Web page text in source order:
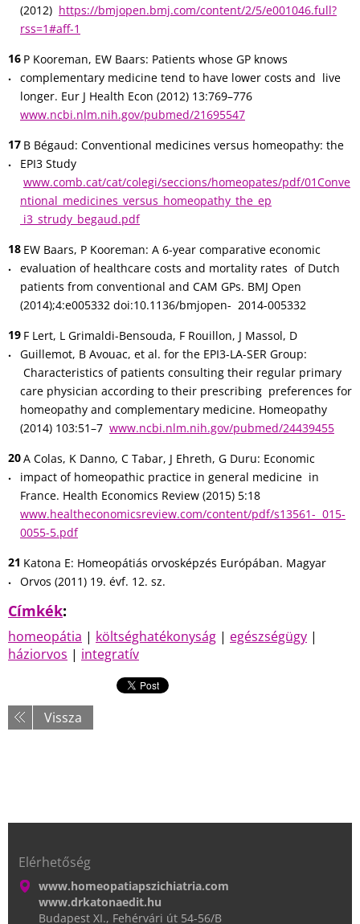
(2012) https://bmjopen.bmj.com/content/2/5/e001046.full?
rss=1#aff-1
P Kooreman, EW Baars: Patients whose GP knows
complementary medicine tend to have lower costs and live
longer. Eur J Health Econ (2012) 13:769–776
www.ncbi.nlm.nih.gov/pubmed/21695547
B Bégaud: Conventional medicines versus homeopathy: the
EPI3 Study
www.comb.cat/cat/colegi/seccions/homeopates/pdf/01Conve
ntional_medicines_versus_homeopathy_the_ep
i3_strudy_begaud.pdf
EW Baars, P Kooreman: A 6-year comparative economic
evaluation of healthcare costs and mortality rates of Dutch
patients from conventional and CAM GPs. BMJ Open
(2014);4:e005332 doi:10.1136/bmjopen- 2014-005332
F Lert, L Grimaldi-Bensouda, F Rouillon, J Massol, D
Guillemot, B Avouac, et al. for the EPI3-LA-SER Group:
Characteristics of patients consulting their regular primary
care physician according to their prescribing preferences for
homeopathy and complementary medicine. Homeopathy
(2014) 103:51–7 www.ncbi.nlm.nih.gov/pubmed/24439455
A Colas, K Danno, C Tabar, J Ehreth, G Duru: Economic
impact of homeopathic practice in general medicine in
France. Health Economics Review (2015) 5:18
www.healtheconomicsreview.com/content/pdf/s13561- 015-
0055-5.pdf
Katona E: Homeopátiás orvosképzés Európában. Magyar
Orvos (2011) 19. évf. 12. sz.
Címkék:
homeopátia | költséghatékonyság | egészségügy |
háziorvos | integratív
Vissza
Elérhetőség
www.homeopatiapszichiatria.com
www.drkatonaedit.hu
Budapest XI., Fehérvári út 54-56/B